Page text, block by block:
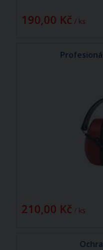
190,00 Kč / ks
210,00 Kč / ks